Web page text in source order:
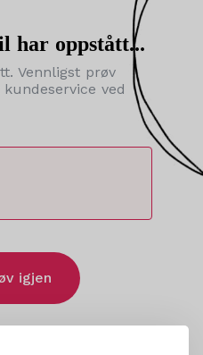
har oppstått...
Vennligst prøv
ved
igjen